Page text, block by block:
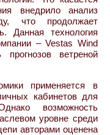
внедрило анализ
что продолжает
Данная технология
– Vestas Wind
ветреной
применяется в
кабинетов для
возможность
уровне среди
авторами оценена